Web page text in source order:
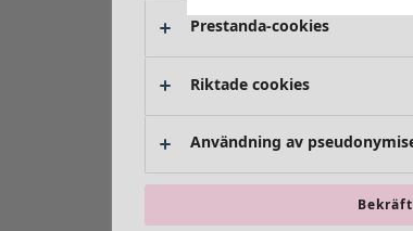
Prestanda-cookies
Riktade cookies
Användning av